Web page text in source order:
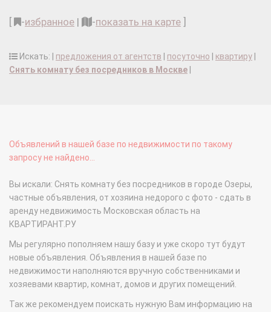
-избранное | -показать на карте
Искать: | предложения от агентств посуточно квартиру
Снять комнату без посредников в Москве
Объявлений в нашей базе по недвижимости по такому
запросу не найдено...
Вы искали: Снять комнату без посредников в городе Озеры,
частные объявления, от хозяина недорого с фото - сдать в
аренду недвижимость Московская область на
КВАРТИРАНТ.РУ
Мы регулярно пополняем нашу базу и уже скоро тут будут
новые объявления. Объявления в нашей базе по
недвижимости наполняются вручную собственниками и
хозяевами квартир, комнат, домов и других помещений.
Так же рекомендуем поискать нужную Вам информацию на